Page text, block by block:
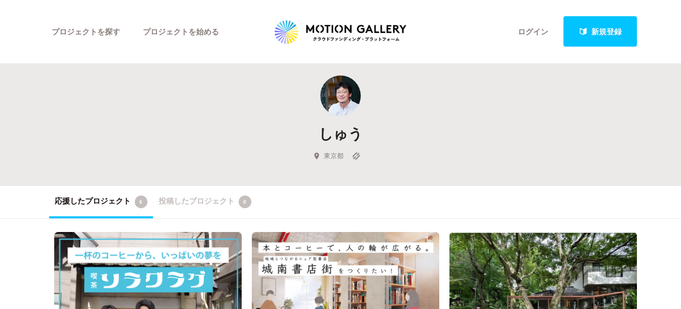
ログイン 新規登録
プロジェクトを探す
Highlight
新着プロジェクト
Feature
キュレーターから探す
プロジェクトを始める
しゅう
東京都
応援したプロジェクト 6 投稿したプロジェクト 0